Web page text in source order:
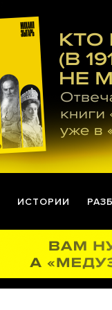
ИСТОРИИ